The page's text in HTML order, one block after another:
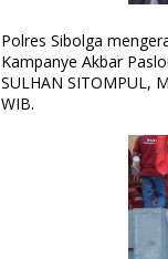
Polres Sibolga
Kampanye Akbar
SULHAN SITOMPUL,
WIB.